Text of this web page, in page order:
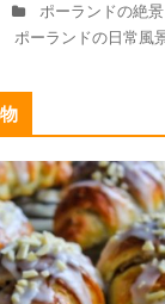
ポーランドの絶
ポーランドの日常風